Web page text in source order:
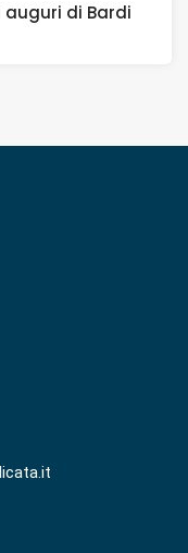
di Bardi